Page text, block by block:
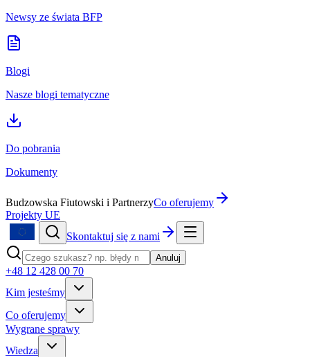
Newsy ze świata BFP
Blogi
Nasze blogi tematyczne
Do pobrania
Dokumenty
Budzowska Fiutowski i PartnerzyCo oferujemy
Projekty UE
Skontaktuj się z nami
Anuluj
+48 12 428 00 70
Kim jesteśmy
Co oferujemy
Wygrane sprawy
Wiedza